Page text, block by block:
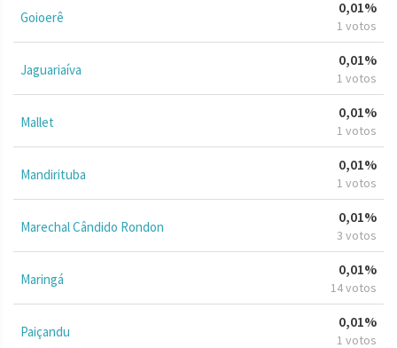
Goioerê
0,01%
1 votos
Jaguariaíva
0,01%
1 votos
Mallet
0,01%
1 votos
Mandirituba
0,01%
1 votos
Marechal Cândido Rondon
0,01%
3 votos
Maringá
0,01%
14 votos
Paiçandu
0,01%
1 votos